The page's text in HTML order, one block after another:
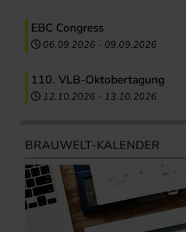
EBC Congress
06.09.2026 - 09.09.2026
110. VLB-Oktobertagung
12.10.2026 - 13.10.2026
BRAUWELT-KALENDER